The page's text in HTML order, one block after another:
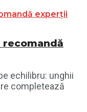
recomandă
echilibru: unghii
completează